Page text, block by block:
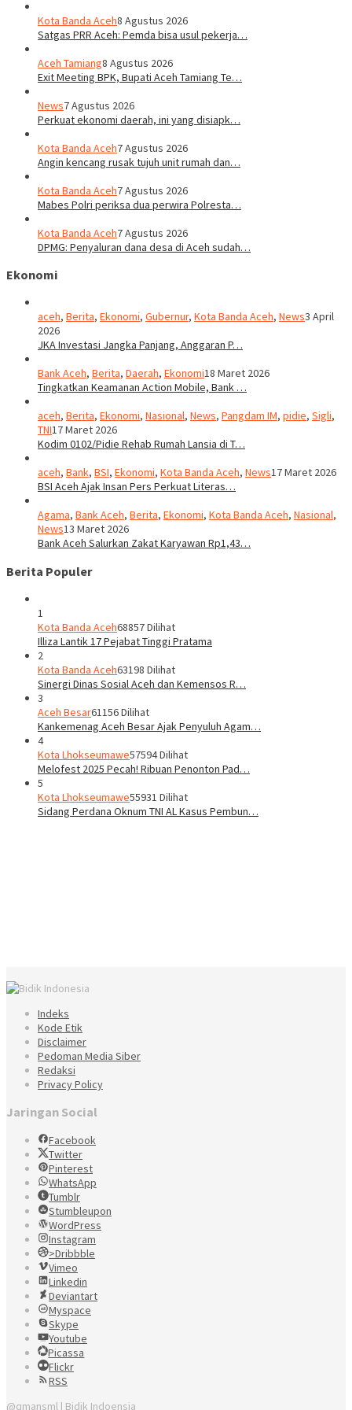
Kota Banda Aceh8 Agustus 2026
Satgas PRR Aceh: Pemda bisa usul pekerja…
Aceh Tamiang8 Agustus 2026
Exit Meeting BPK, Bupati Aceh Tamiang Te…
News7 Agustus 2026
Perkuat ekonomi daerah, ini yang disiapk…
Kota Banda Aceh7 Agustus 2026
Angin kencang rusak tujuh unit rumah dan…
Kota Banda Aceh7 Agustus 2026
Mabes Polri periksa dua perwira Polresta…
Kota Banda Aceh7 Agustus 2026
DPMG: Penyaluran dana desa di Aceh sudah…
Ekonomi
aceh, Berita, Ekonomi, Gubernur, Kota Banda Aceh, News3 April
2026
JKA Investasi Jangka Panjang, Anggaran P…
Bank Aceh, Berita, Daerah, Ekonomi18 Maret 2026
Tingkatkan Keamanan Action Mobile, Bank …
aceh, Berita, Ekonomi, Nasional, News, Pangdam IM, pidie, Sigli,
TNI17 Maret 2026
Kodim 0102/Pidie Rehab Rumah Lansia di T…
aceh, Bank, BSI, Ekonomi, Kota Banda Aceh, News17 Maret 2026
BSI Aceh Ajak Insan Pers Perkuat Literas…
Agama, Bank Aceh, Berita, Ekonomi, Kota Banda Aceh, Nasional,
News13 Maret 2026
Bank Aceh Salurkan Zakat Karyawan Rp1,43…
Berita Populer
1
Kota Banda Aceh68857 Dilihat
Illiza Lantik 17 Pejabat Tinggi Pratama
2
Kota Banda Aceh63198 Dilihat
Sinergi Dinas Sosial Aceh dan Kemensos R…
3
Aceh Besar61156 Dilihat
Kankemenag Aceh Besar Ajak Penyuluh Agam…
4
Kota Lhokseumawe57594 Dilihat
Melofest 2025 Pecah! Ribuan Penonton Pad…
5
Kota Lhokseumawe55931 Dilihat
Sidang Perdana Oknum TNI AL Kasus Pembun…
Indeks
Kode Etik
Disclaimer
Pedoman Media Siber
Redaksi
Privacy Policy
Jaringan Social
Facebook
Twitter
Pinterest
WhatsApp
Tumblr
Stumbleupon
WordPress
Instagram
>Dribbble
Vimeo
Linkedin
Deviantart
Myspace
Skype
Youtube
Picassa
Flickr
RSS
@qmansml | Bidik Indoensia